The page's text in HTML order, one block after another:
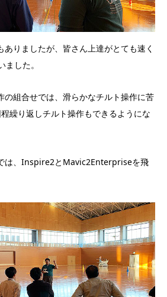
りましたが、皆さん上達がとても速く
した。
の組合せでは、滑らかなチルト操作に苦
繰り返しチルト操作もできるようにな
は、Inspire2とMavic2Enterpriseを飛